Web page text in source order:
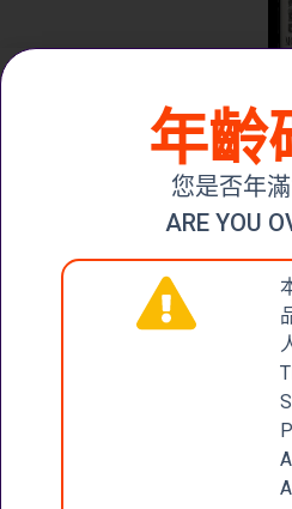
$
CONTACT
年齡
您是否年
ARE YOU